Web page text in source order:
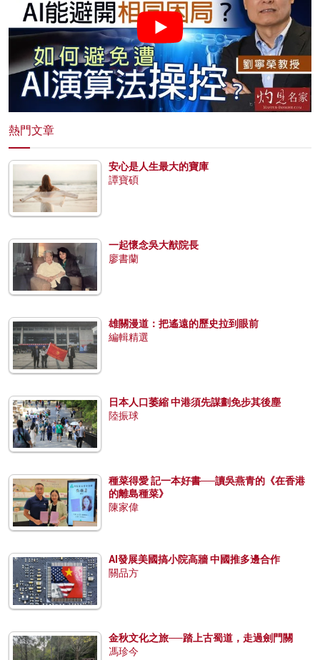
熱門文章
安心是人生最大的寶庫
譚寶碩
一起懷念吳大猷院長
廖書蘭
雄關漫道：把遙遠的歷史拉到眼前
編輯精選
日本人口萎縮 中港須先謀劃免步其後塵
陸振球
種菜得愛 記一本好書──讀吳燕青的《在香港
的離島種菜》
陳家偉
AI發展美國搞小院高牆 中國推多邊合作
關品方
金秋文化之旅──踏上古蜀道，走過劍門關
馮珍今